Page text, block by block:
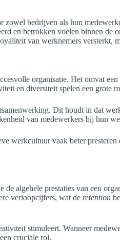
bedrijven als hun
en betrokken voelen binnen
van werknemers versterkt,
organisatie. Het omvat
en diversiteit spelen een grote
Dit houdt in dat
van medewerkers bij hun
werkcultuur vaak beter
de algehele prestaties van een
verloopcijfers, wat de retention
stimuleert. Wanneer
cruciale rol.